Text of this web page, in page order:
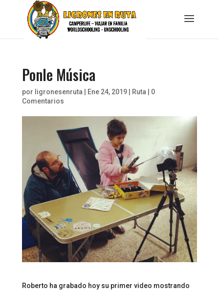
Ponle Música
por ligronesenruta Ene 24, 2019| Ruta
0
Comentarios
Roberto ha grabado hoy su primer video mostrando